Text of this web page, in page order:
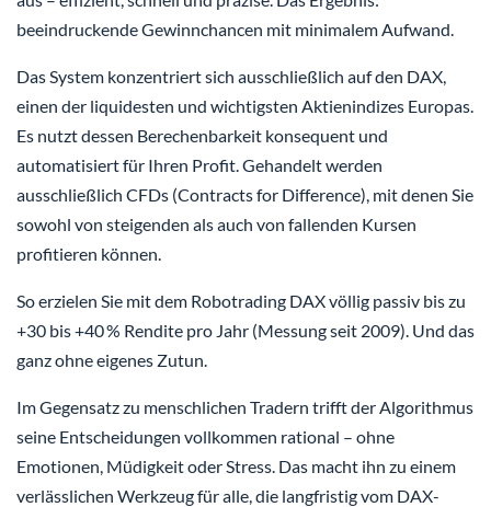
beeindruckende Gewinnchancen mit minimalem Aufwand.
Das System konzentriert sich ausschließlich auf den DAX,
einen der liquidesten und wichtigsten Aktienindizes Europas.
Es nutzt dessen Berechenbarkeit konsequent und
automatisiert für Ihren Profit. Gehandelt werden
ausschließlich CFDs (Contracts for Difference), mit denen Sie
sowohl von steigenden als auch von fallenden Kursen
profitieren können.
So erzielen Sie mit dem Robotrading DAX völlig passiv bis zu
+30 bis +40 % Rendite pro Jahr (Messung seit 2009). Und das
ganz ohne eigenes Zutun.
Im Gegensatz zu menschlichen Tradern trifft der Algorithmus
seine Entscheidungen vollkommen rational – ohne
Emotionen, Müdigkeit oder Stress. Das macht ihn zu einem
verlässlichen Werkzeug für alle, die langfristig vom DAX-